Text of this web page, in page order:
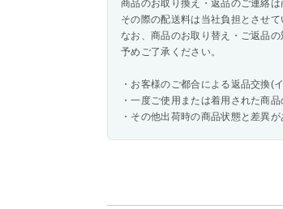
商品のお取り換え・返品のご連絡
その際の配送料は当社負担とさせて
なお、商品のお取り替え・ご返品
予めご了承ください。
・お客様のご都合による返品交換(
・一度ご使用または着用された商
・その他出荷時の商品状態と差異